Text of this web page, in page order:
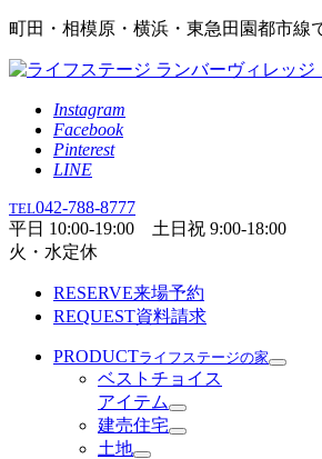
町田・相模原・横浜・東急田園都市線
Instagram
Facebook
Pinterest
LINE
TEL042-788-8777
平日 10:00-19:00 土日祝 9:00-18:00
火・水定休
RESERVE来場予約
REQUEST資料請求
PRODUCTライフステージの家
ベストチョイス
アイテム
建売住宅
土地